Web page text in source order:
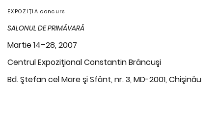
EXPOZIŢIA concurs
SALONUL DE PRIMĂVARĂ
Martie 14–28, 2007
Centrul Expoziţional Constantin Brâncuşi
Bd. Ştefan cel Mare şi Sfânt, nr. 3, MD-2001, Chişinău